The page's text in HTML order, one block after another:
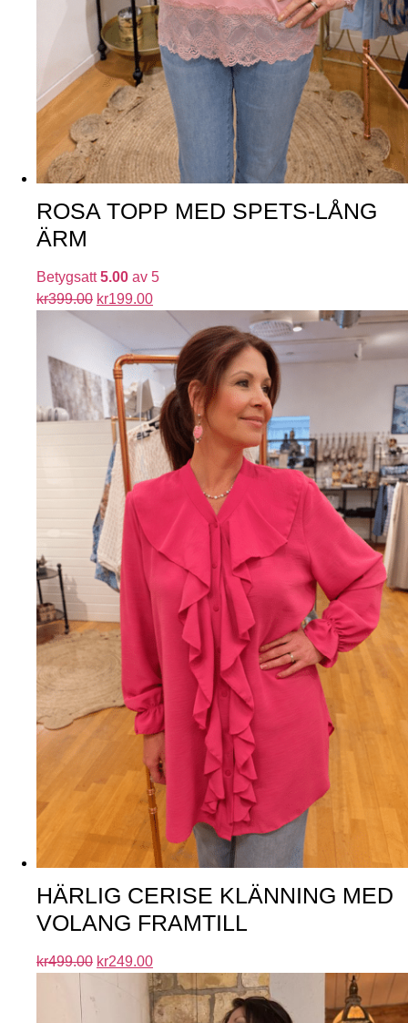
ROSA TOPP MED SPETS-LÅNG
ÄRM
Betygsatt5.00 av 5
kr399.00 kr199.00
HÄRLIG CERISE KLÄNNING MED
VOLANG FRAMTILL
kr499.00 kr249.00